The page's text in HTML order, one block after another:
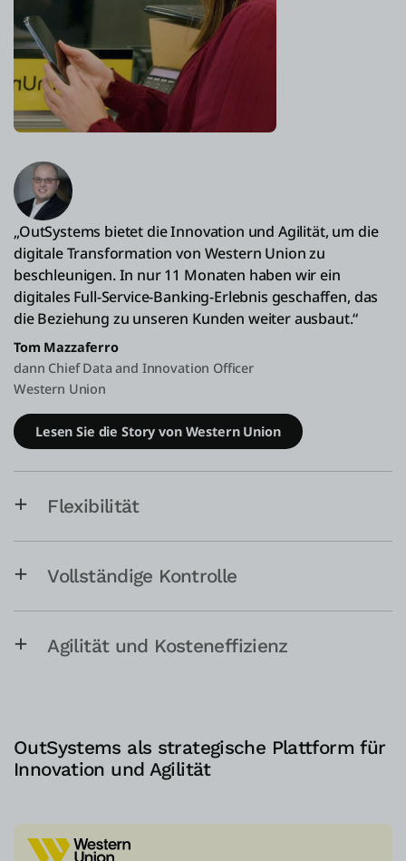
„OutSystems bietet die Innovation und Agilität, um die
digitale Transformation von Western Union zu
beschleunigen. In nur 11 Monaten haben wir ein
digitales Full-Service-Banking-Erlebnis geschaffen, das
die Beziehung zu unseren Kunden weiter ausbaut.“
Tom Mazzaferro
dann Chief Data and Innovation Officer
Western Union
Lesen Sie die Story von Western Union
Flexibilität
Vollständige Kontrolle
Agilität und Kosteneffizienz
OutSystems als strategische Plattform für
Innovation und Agilität